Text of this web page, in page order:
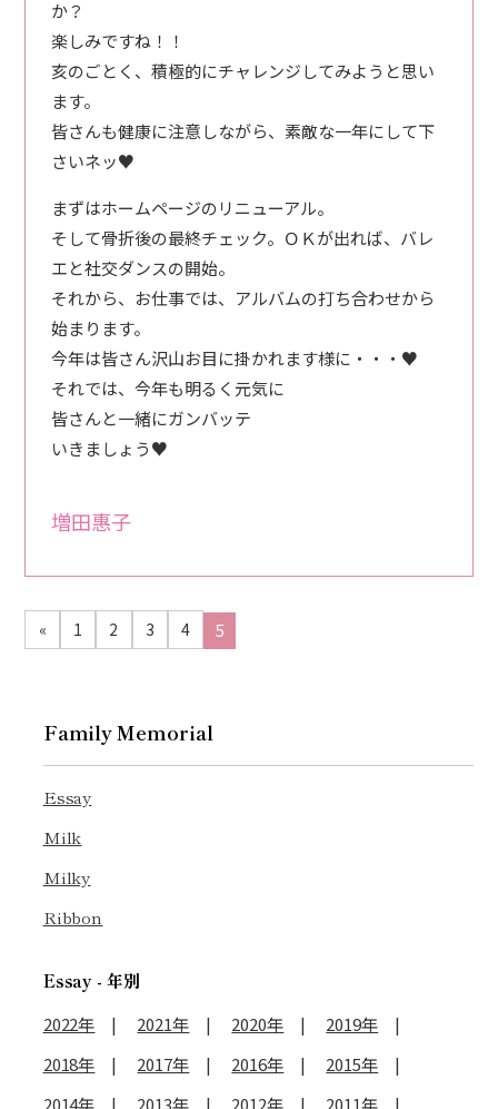
か？
楽しみですね！！
亥のごとく、積極的にチャレンジしてみようと思い
ます。
皆さんも健康に注意しながら、素敵な一年にして下
さいネッ♥
まずはホームページのリニューアル。
そして骨折後の最終チェック。ＯＫが出れば、バレ
エと社交ダンスの開始。
それから、お仕事では、アルバムの打ち合わせから
始まります。
今年は皆さん沢山お目に掛かれます様に・・・♥
それでは、今年も明るく元気に
皆さんと一緒にガンバッテ
いきましょう♥
増田惠子
« 1 2 3 4 5
Family Memorial
Essay
Milk
Milky
Ribbon
Essay - 年別
2022年
2021年 2020年
2019年
2018年
2017年 2016年
2015年